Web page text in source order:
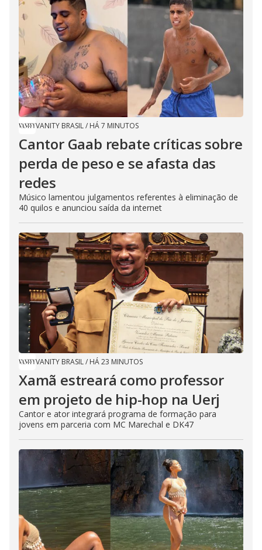
VANITY BRASIL/ HÁ 7 MINUTOS
Cantor Gaab rebate críticas sobre
perda de peso e se afasta das
redes
Músico lamentou julgamentos referentes à eliminação de
40 quilos e anunciou saída da internet
VANITY BRASIL/ HÁ 23 MINUTOS
Xamã estreará como professor
em projeto de hip-hop na Uerj
Cantor e ator integrará programa de formação para
jovens em parceria com MC Marechal e DK47